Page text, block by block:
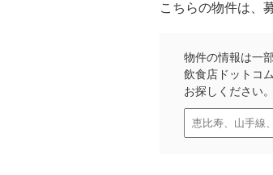
こちらの物件は、
物件の情報は一
飲食店ドットコ
お探しください。